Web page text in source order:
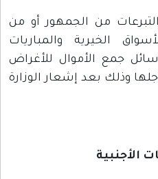
من الجمهور أو من
الخيرية والمباريات
جمع الأموال للأغراض
وذلك بعد إشعار الوزارة
الأجنبية